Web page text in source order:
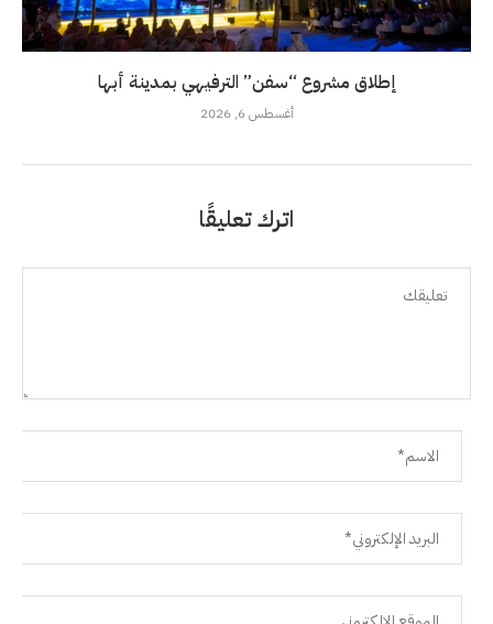
إطلاق مشروع “سفن” الترفيهي بمدينة أبها
أغسطس 6, 2026
اترك تعليقًا